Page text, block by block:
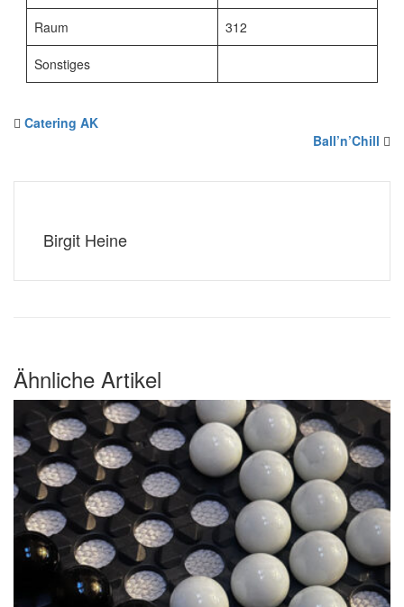
Raum 312
Sonstiges
Catering AK
Ball’n’Chill
Birgit Heine
Ähnliche Artikel